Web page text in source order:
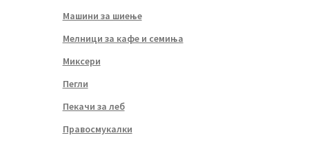
Машини за шиење
Мелници за кафе и семиња
Миксери
Пегли
Пекачи за леб
Правосмукалки